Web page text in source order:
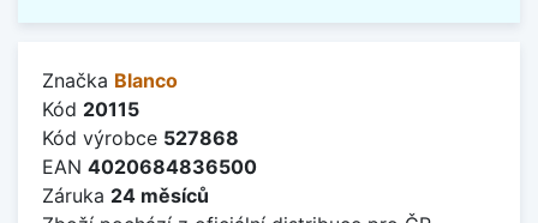
Značka Blanco
Kód 20115
Kód výrobce 527868
EAN 4020684836500
Záruka 24 měsíců